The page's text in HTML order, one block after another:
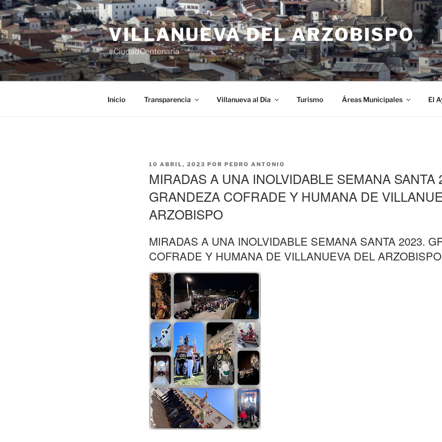
Saltar
al
contenido
VILLANUEVA DEL ARZOBISPO
#CiudadCentenaria
Inicio Transparencia Villanueva al Día Turismo Áreas Municipales El
PUBLICADO
10 ABRIL, 2023 POR PEDRO ANTONIO
MIRADAS A UNA INOLVIDABLE SEMANA SANTA
GRANDEZA COFRADE Y HUMANA DE
ARZOBISPO
MIRADAS A UNA INOLVIDABLE SEMANA SANTA 2023.
COFRADE Y HUMANA DE VILLANUEVA DEL ARZOBISPO